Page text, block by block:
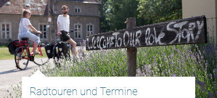
Radtouren und Termine